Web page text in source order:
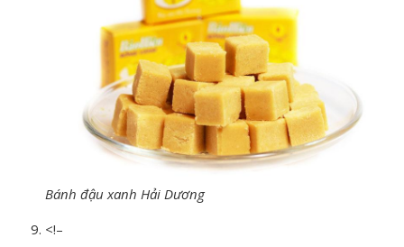
Bánh đậu xanh Hải Dương
<!–